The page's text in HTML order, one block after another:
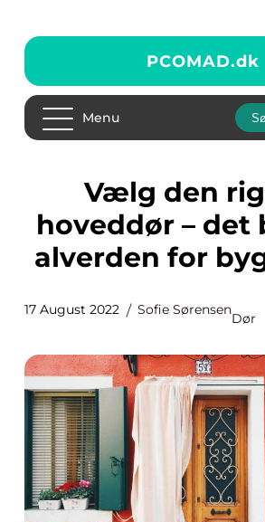
PCOMAD.dk
Menu
Vælg den rigtige
hoveddør – det
alverden for
17 August 2022 Sofie Sørensen
Dør